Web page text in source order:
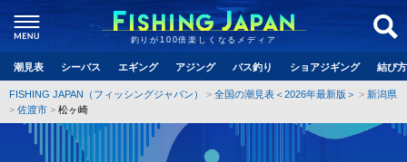
釣りが100倍楽しくなるメディア
潮見表 シーバス エギング アジング バス釣り ショアジギング 結び
FISHING JAPAN（フィッシングジャパン） 全国の潮見表＜2026年最新版＞
新潟県
佐渡市
松ヶ崎